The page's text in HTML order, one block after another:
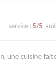
service : 5/5
une cuisine